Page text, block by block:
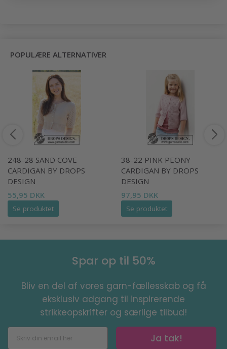
POPULÆRE ALTERNATIVER
248-28 SAND COVE
CARDIGAN BY DROPS
DESIGN
55,95 DKK
Se produktet
38-22 PINK PEONY
CARDIGAN BY DROPS
DESIGN
97,95 DKK
Se produktet
Spar op til 50%
Bliv en del af vores garn-fællesskab og få
eksklusiv adgang til inspirerende
strikkeopskrifter og særlige tilbud!
Ja tak!